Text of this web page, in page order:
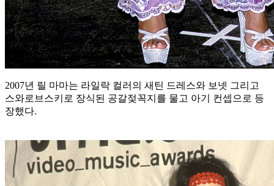
2007년 릴 마마는 라일락 컬러의 새틴 드레스와 보넷 그리고
스와로브스키로 장식된 공갈젖꼭지를 물고 아기 컨셉으로 등
장했다.